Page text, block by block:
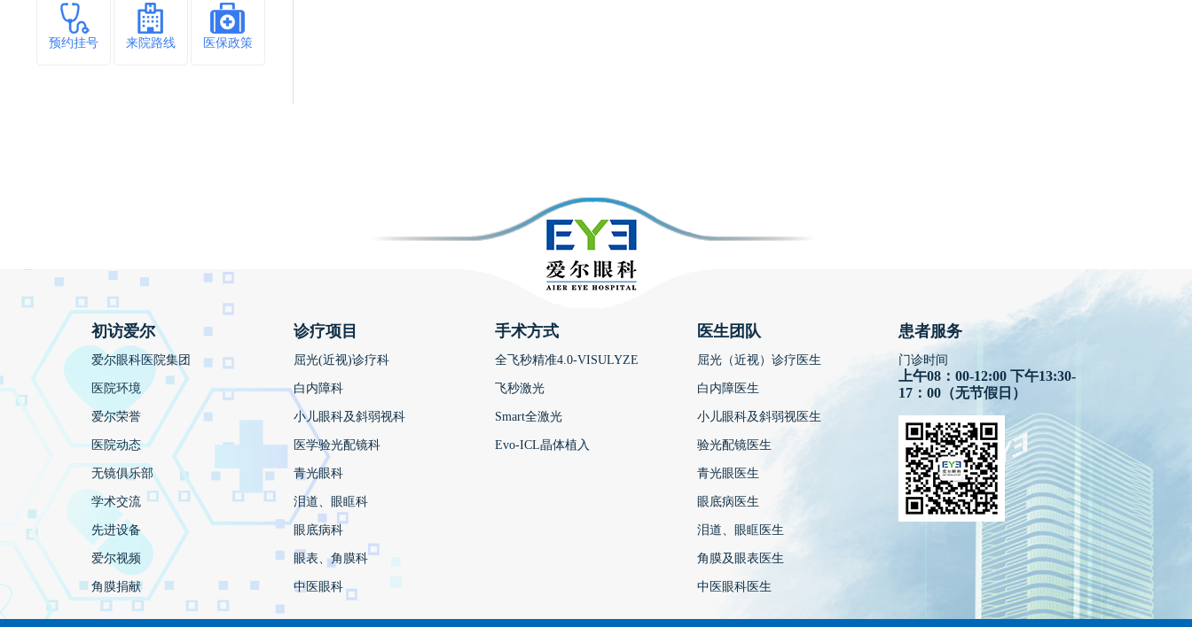
预约挂号 来院路线 医保政策
初访爱尔
爱尔眼科医院集团
医院环境
爱尔荣誉
医院动态
无镜俱乐部
学术交流
先进设备
爱尔视频
角膜捐献
诊疗项目
屈光(近视)诊疗科
白内障科
小儿眼科及斜弱视科
医学验光配镜科
青光眼科
泪道、眼眶科
眼底病科
眼表、角膜科
中医眼科
手术方式
全飞秒精准4.0-VISULYZE
飞秒激光
Smart全激光
Evo-ICL晶体植入
医生团队
屈光（近视）诊疗医生
白内障医生
小儿眼科及斜弱视医生
验光配镜医生
青光眼医生
眼底病医生
泪道、眼眶医生
角膜及眼表医生
中医眼科医生
患者服务
门诊时间
上午08：00-12:00 下午13:30-
17：00（无节假日）